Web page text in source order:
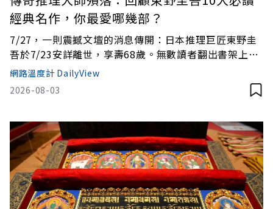
經典名作，你最愛哪幾部？
7/27，一則震撼文壇的消息傳開：日本推理巨匠東野圭
吾於7/23安詳離世，享壽68歲。無數讀者翻出書架上泛
黃的小說，在社群上寫下對大師的感謝與不捨，短短一
日之內，關於「東野圭吾」的網路討論便迅速飆破
12,696筆聲量。
網路溫度計 DailyView
2026-08-03